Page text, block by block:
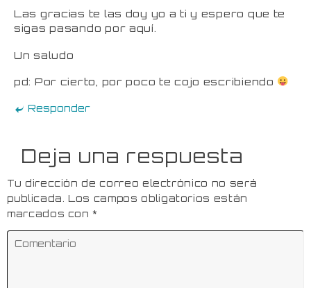
Las gracias te las doy yo a ti y espero que te
sigas pasando por aquí.
Un saludo
pd: Por cierto, por poco te cojo escribiendo
Responder
Deja una respuesta
Tu dirección de correo electrónico no será
publicada.
Los campos obligatorios están
marcados con*